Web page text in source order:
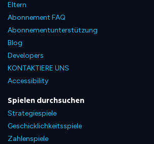
Eltern
Abonnement FAQ
Abonnementunterstützung
Blog
Developers
KONTAKTIERE UNS
Accessibility
Spielen durchsuchen
Strategiespiele
Geschicklichkeitsspiele
Zahlenspiele